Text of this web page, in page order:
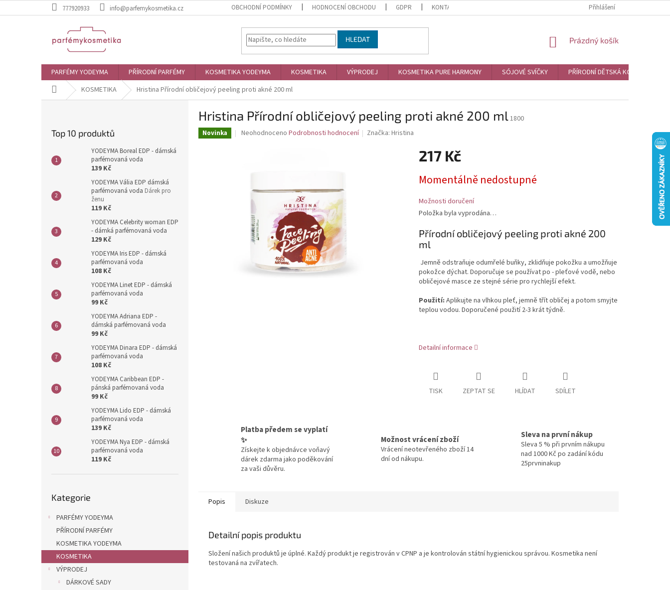
na
777920933 info@parfemykosmetika.cz OBCHODNÍ PODMÍNKY HODNOCENÍ OBCHODU GDPR KONTAKTY Přihlášení
HLEDAT
NÁKUPNÍ
Prázdný košík
PARFÉMY YODEYMA PŘÍRODNÍ PARFÉMY KOSMETIKA YODEYMA KOSMETIKA VÝPRODEJ KOSMETIKA PURE HARMONY SÓJOVÉ SVÍČKY
PŘÍRODNÍ DĚTSKÁ KOSMETIKA
Domů KOSMETIKA Hristina Přírodní obličejový peeling proti akné 200 ml
Top 10 produktů
YODEYMA Boreal EDP - dámská
parfémovaná voda
139 Kč
YODEYMA Vália EDP dámská
parfémovaná voda Dárek pro
ženu
119 Kč
YODEYMA Celebrity woman EDP
- dámká parfémovaná voda
129 Kč
YODEYMA Iris EDP - dámská
parfémovaná voda
108 Kč
YODEYMA Linet EDP - dámská
parfémovaná voda
99 Kč
YODEYMA Adriana EDP -
dámská parfémovaná voda
99 Kč
YODEYMA Dinara EDP - dámská
parfémovaná voda
108 Kč
YODEYMA Caribbean EDP -
pánská parfémovaná voda
99 Kč
YODEYMA Lido EDP - dámská
parfémovaná voda
139 Kč
YODEYMA Nya EDP - dámská
parfémovaná voda
119 Kč
kategorie
Kategorie
PARFÉMY YODEYMA
PŘÍRODNÍ PARFÉMY
KOSMETIKA YODEYMA
KOSMETIKA
VÝPRODEJ
DÁRKOVÉ SADY
Hristina Přírodní obličejový peeling proti akné 200 ml1800
Novinka
Průměrné
hvězdiček.
Neohodnoceno Podrobnosti hodnocení Značka:Hristina
217 Kč
cena:
Momentálně nedostupné
Možnosti doručení
Položka byla vyprodána…
Přírodní obličejový peeling proti akné 200
ml
Jemně odstraňuje odumřelé buňky, zklidňuje pokožku a umožňuje
pokožce dýchat. Doporučuje se používat po - pleťové vodě, nebo
obličejové masce ze stejné série pro rychlejší efekt.
Použití: Aplikujte na vlhkou pleť, jemně třít obličej a potom smyjte
teplou vodou. Doporučené použití 2-3 krát týdně.
Detailní informace
TISK ZEPTAT SE HLÍDAT SDÍLET
Platba předem se vyplatí
✨
Získejte k objednávce voňavý
dárek zdarma jako poděkování
za vaši důvěru.
Možnost vrácení zboží
Vrácení neotevřeného zboží 14
dní od nákupu.
Sleva na první nákup
Sleva 5 % při prvním nákupu
nad 1000 Kč po zadání kódu
25prvninakup
Popis Diskuze
Detailní popis produktu
Složení našich produktů je úplné. Každý produkt je registrován v CPNP a je kontrolován státní hygienickou správou. Kosmetika není
testovaná na zvířatech.